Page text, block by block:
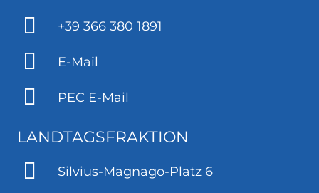
+39 366 380 1891
E-Mail
PEC E-Mail
LANDTAGSFRAKTION
Silvius-Magnago-Platz 6